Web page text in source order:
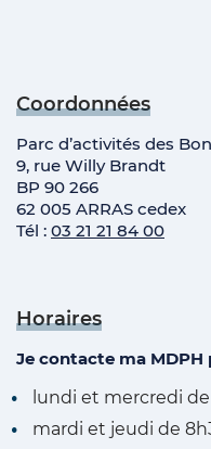
Coordonnées
Parc d’activités des
9, rue Willy Brandt
BP 90 266
62 005 ARRAS cedex
Tél : 03 21 21 84 00
Horaires
Je contacte ma MDPH
lundi et mercredi de
mardi et jeudi de